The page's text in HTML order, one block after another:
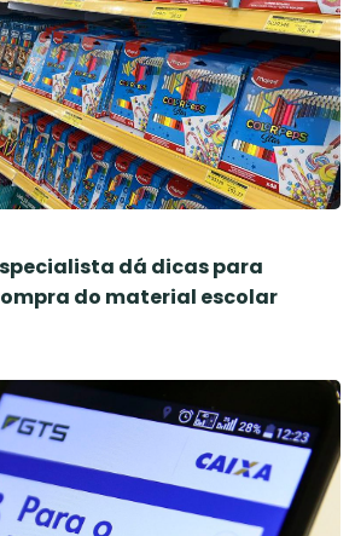
dá dicas para
do material escolar